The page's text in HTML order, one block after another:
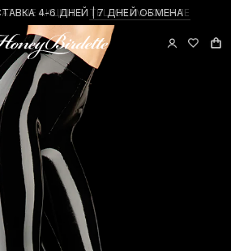
4-6 ДНЕЙ | 7 ДНЕЙ ОБМЕНА